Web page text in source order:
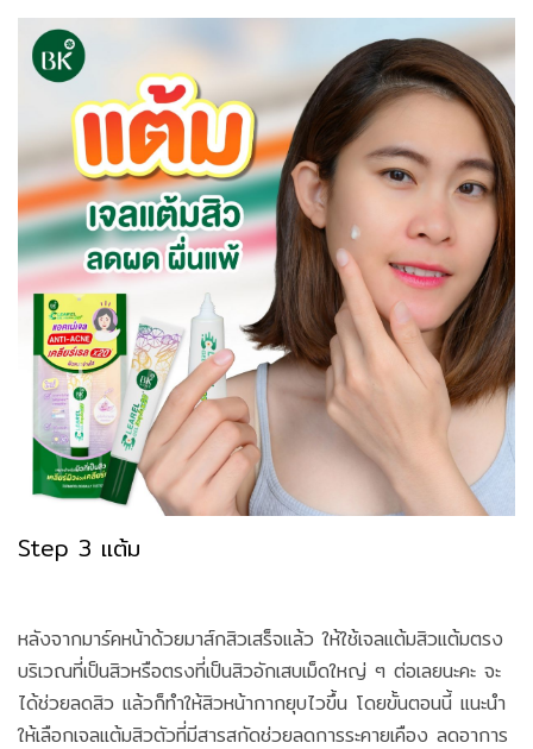
Step 3 แต้ม
หลังจากมาร์คหน้าด้วยมาส์กสิวเสร็จแล้ว ให้ใช้เจลแต้มสิวแต้มตรง
บริเวณที่เป็นสิวหรือตรงที่เป็นสิวอักเสบเม็ดใหญ่ ๆ ต่อเลยนะคะ จะ
ได้ช่วยลดสิว แล้วก็ทำให้สิวหน้ากากยุบไวขึ้น โดยขั้นตอนนี้ แนะนำ
ให้เลือกเจลแต้มสิวตัวที่มีสารสกัดช่วยลดการระคายเคือง ลดอาการ